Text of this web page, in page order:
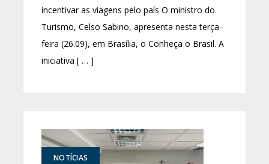
incentivar as viagens pelo país O ministro do
Turismo, Celso Sabino, apresenta nesta terça-
feira (26.09), em Brasília, o Conheça o Brasil. A
iniciativa [ … ]
NOTÍCIAS